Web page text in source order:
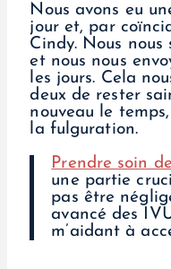
Nous avons eu
jour et, par
Cindy. Nous
et nous nous
les jours. Cela
deux de rester
nouveau le
la fulguration.
Prendre soin
une partie
pas être
avancé des
m’aidant à